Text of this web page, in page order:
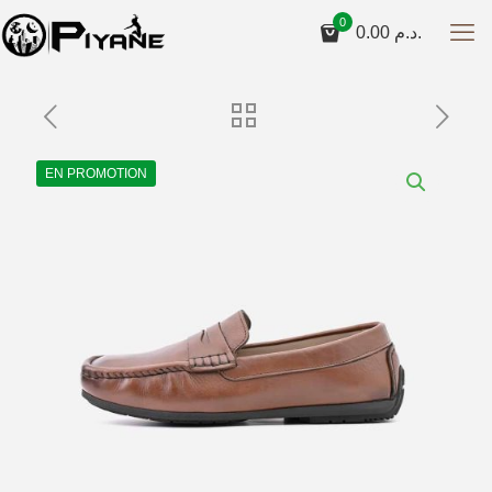
0
0.00 د.م.
EN PROMOTION